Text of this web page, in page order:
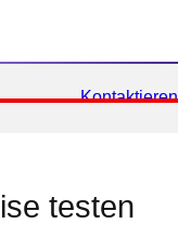
Kontaktieren